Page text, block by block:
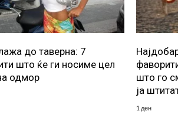
до таверна: 7
што ќе ги носиме цел
одмор
што го
ја
1 ден